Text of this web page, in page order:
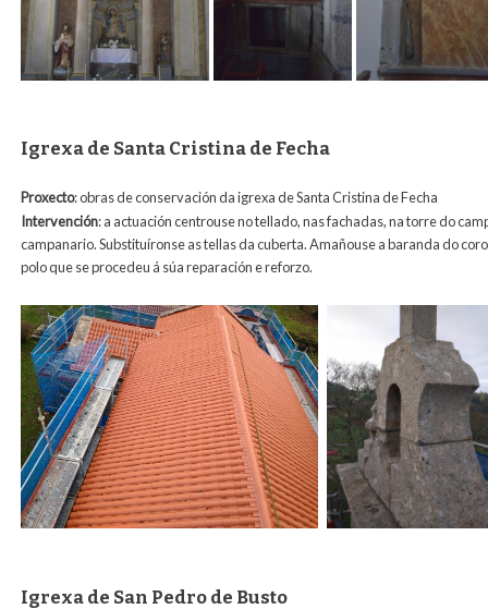
Igrexa de Santa Cristina de Fecha
Proxecto: obras de conservación da igrexa de Santa Cristina de Fecha
Intervención: a actuación centrouse no tellado, nas fachadas, na torre do
campanario. Substituíronse as tellas da cuberta. Amañouse a baranda do
polo que se procedeu á súa reparación e reforzo.
Igrexa de San Pedro de Busto